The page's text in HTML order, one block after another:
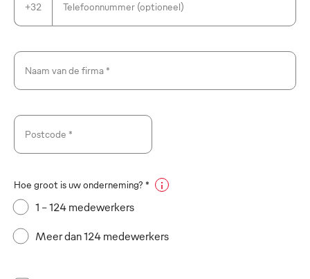
+32 Telefoonnummer (optioneel)
Naam van de firma *
Postcode *
Hoe groot is uw onderneming? *
1 - 124 medewerkers
Meer dan 124 medewerkers